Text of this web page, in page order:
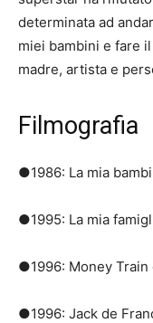
determinata ad
miei bambini e fare
madre, artista e
Filmografia
●1986: La mia
●1995: La mia
●1996: Money Train
●1996: Jack de